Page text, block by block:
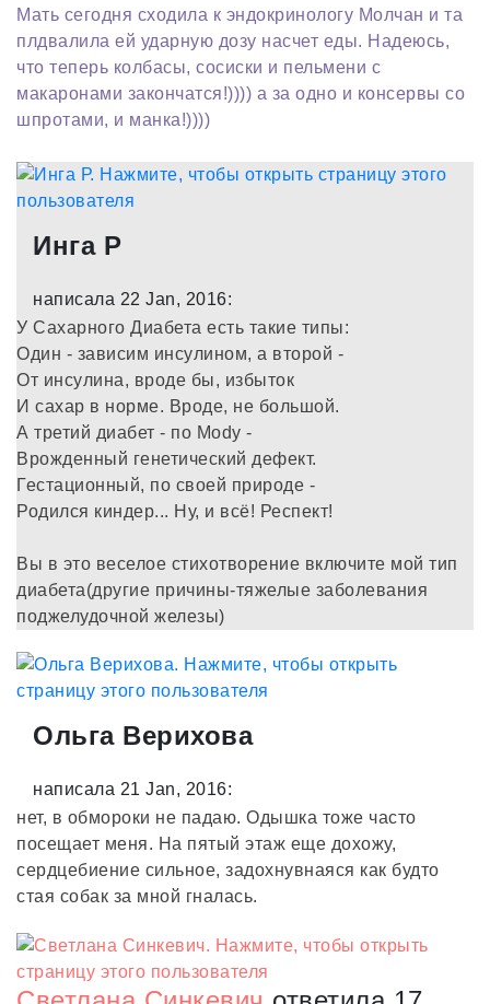
Мать сегодня сходила к эндокринологу Молчан и та
плдвалила ей ударную дозу насчет еды. Надеюсь,
что теперь колбасы, сосиски и пельмени с
макаронами закончатся!)))) а за одно и консервы со
шпротами, и манка!))))
Инга Р
написала 22 Jan, 2016:
У Сахарного Диабета есть такие типы:
Один - зависим инсулином, а второй -
От инсулина, вроде бы, избыток
И сахар в норме. Вроде, не большой.
А третий диабет - по Mody -
Врожденный генетический дефект.
Гестационный, по своей природе -
Родился киндер... Ну, и всё! Респект!
Вы в это веселое стихотворение включите мой тип
диабета(другие причины-тяжелые заболевания
поджелудочной железы)
Ольга Верихова
написала 21 Jan, 2016:
нет, в обмороки не падаю. Одышка тоже часто
посещает меня. На пятый этаж еще дохожу,
сердцебиение сильное, задохнувнаяся как будто
стая собак за мной гналась.